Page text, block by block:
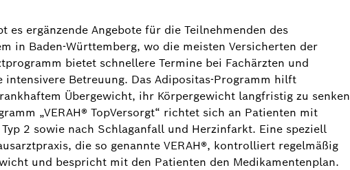
es ergänzende Angebote für die Teilnehmenden des
in Baden-Württemberg, wo die meisten Versicherten der
bietet schnellere Termine bei Fachärzten und
intensivere Betreuung. Das Adipositas-Programm hilft
Übergewicht, ihr Körpergewicht langfristig zu senken
„VERAH® TopVersorgt“ richtet sich an Patienten mit
2 sowie nach Schlaganfall und Herzinfarkt. Eine speziell
die so genannte VERAH®, kontrolliert regelmäßig
und bespricht mit den Patienten den Medikamentenplan.